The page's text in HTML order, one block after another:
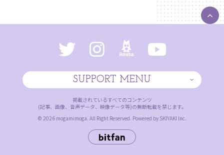
SUPPORT MENU
掲載されているすべてのコンテンツ
(記事、画像、音声データ、映像データ等)の無断転載を禁じます。
© 2026 mogamimoga. All Right Reserved. Powered by SKIYAKI Inc.